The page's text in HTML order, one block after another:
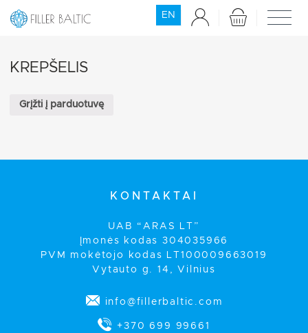
EN
KREPŠELIS
Grįžti į parduotuvę
KONTAKTAI
UAB “ARAS LT”
Įmonės kodas 304035966
PVM mokėtojo kodas LT100009663019
Vytauto g. 14, Vilnius
info@fillerbaltic.com
+370 699 99661